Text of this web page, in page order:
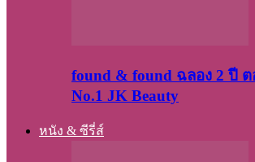
found & found ฉลอง 2 ปี
No.1 JK Beauty
หนัง & ซีรี่ส์